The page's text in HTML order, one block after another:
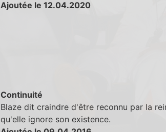
Ajoutée le 12.04.2020
Continuité
Blaze dit craindre d'être reconnu par la
qu'elle ignore son existence.